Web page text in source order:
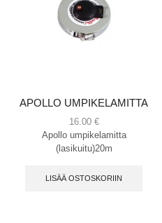
APOLLO UMPIKELAMITTA
16.00 €
Apollo umpikelamitta
(lasikuitu)20m
LISÄÄ OSTOSKORIIN